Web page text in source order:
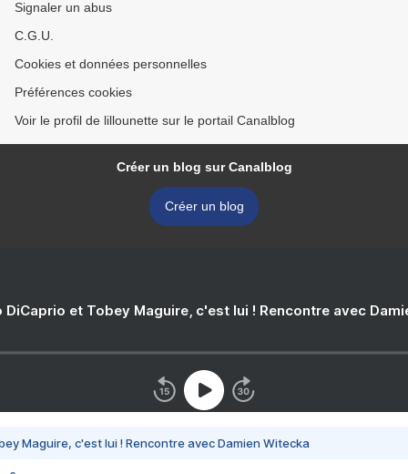
Signaler un abus
C.G.U.
Cookies et données personnelles
Préférences cookies
Voir le profil de lillounette sur le portail Canalblog
Créer un blog sur Canalblog
Créer un blog
DiCaprio et Tobey Maguire, c'est lui ! Rencontre avec
Maguire, c'est lui ! Rencontre avec Damien Witecka